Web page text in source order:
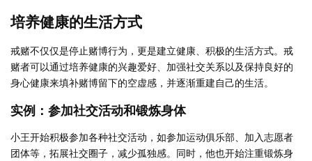
培养健康的生活方式
戒赌不仅仅是停止赌博行为，更是建立健康、积极的生活方式。戒
赌者可以通过培养健康的兴趣爱好、加强社交关系以及保持良好的
身心健康来填补赌博留下的空虚感，并逐渐重建自己的生活。
实例：参加社交活动和锻炼身体
小王开始积极参加各种社交活动，如参加运动俱乐部、加入志愿者
团体等，拓展社交圈子，减少孤独感。同时，他也开始注重锻炼身